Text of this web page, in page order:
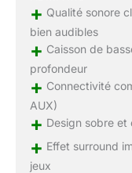
+ Qualité sonore
bien audibles
+ Caisson de
profondeur
+ Connectivité
AUX)
+ Design sobre et
+ Effet surround
jeux